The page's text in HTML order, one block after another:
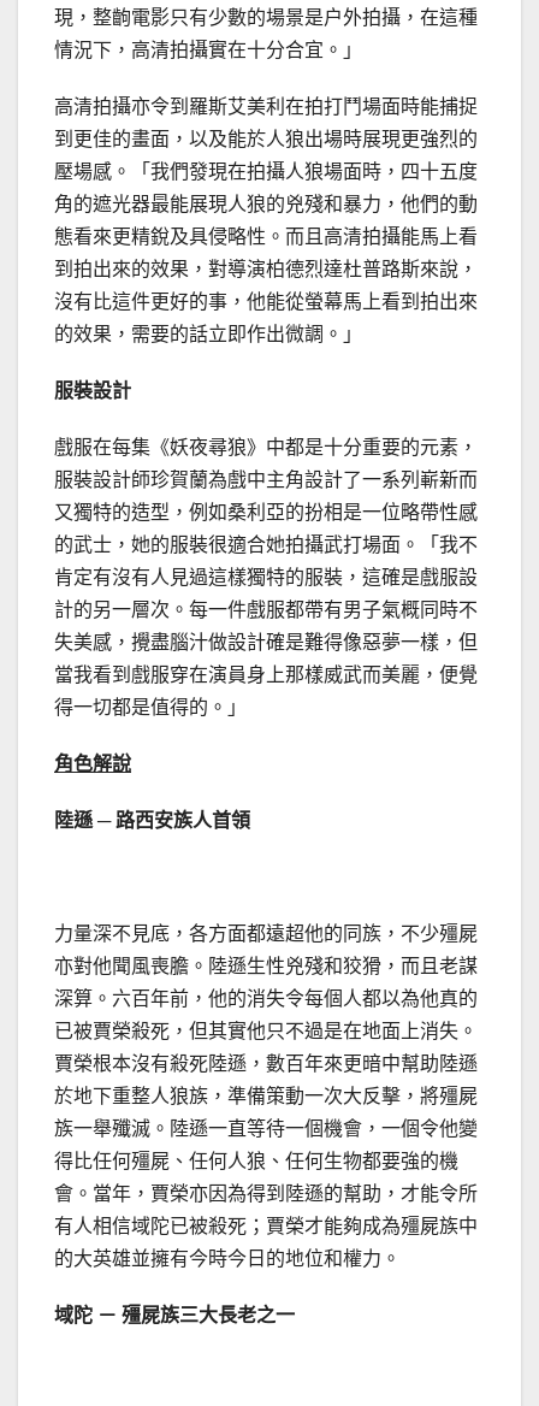
現，整齣電影只有少數的場景是户外拍攝，在這種
情況下，高清拍攝實在十分合宜。」
高清拍攝亦令到羅斯艾美利在拍打鬥場面時能捕捉
到更佳的畫面，以及能於人狼出場時展現更強烈的
壓場感。「我們發現在拍攝人狼場面時，四十五度
角的遮光器最能展現人狼的兇殘和暴力，他們的動
態看來更精銳及具侵略性。而且高清拍攝能馬上看
到拍出來的效果，對導演柏德烈達杜普路斯來說，
沒有比這件更好的事，他能從螢幕馬上看到拍出來
的效果，需要的話立即作出微調。」
服裝設計
戲服在每集《妖夜尋狼》中都是十分重要的元素，
服裝設計師珍賀蘭為戲中主角設計了一系列嶄新而
又獨特的造型，例如桑利亞的扮相是一位略帶性感
的武士，她的服裝很適合她拍攝武打場面。「我不
肯定有沒有人見過這樣獨特的服裝，這確是戲服設
計的另一層次。每一件戲服都帶有男子氣概同時不
失美感，攪盡腦汁做設計確是難得像惡夢一樣，但
當我看到戲服穿在演員身上那樣威武而美麗，便覺
得一切都是值得的。」
角色解說
陸遜 ─ 路西安族人首領
力量深不見底，各方面都遠超他的同族，不少殭屍
亦對他聞風喪膽。陸遜生性兇殘和狡猾，而且老謀
深算。六百年前，他的消失令每個人都以為他真的
已被賈榮殺死，但其實他只不過是在地面上消失。
賈榮根本沒有殺死陸遜，數百年來更暗中幫助陸遜
於地下重整人狼族，準備策動一次大反擊，將殭屍
族一舉殲滅。陸遜一直等待一個機會，一個令他變
得比任何殭屍、任何人狼、任何生物都要強的機
會。當年，賈榮亦因為得到陸遜的幫助，才能令所
有人相信域陀已被殺死；賈榮才能夠成為殭屍族中
的大英雄並擁有今時今日的地位和權力。
域陀 － 殭屍族三大長老之一